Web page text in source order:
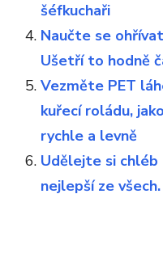
šéfkuchaři
Naučte se
Ušetří to hodně
Vezměte PET
kuřecí roládu,
rychle a levně
Udělejte si chléb
nejlepší ze